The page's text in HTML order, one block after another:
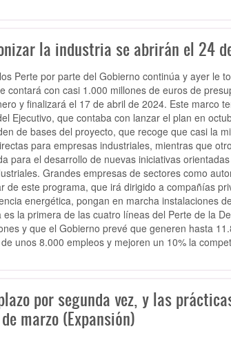
la industria se abrirán el 24
Perte por parte del Gobierno continúa y ayer le
contará con casi 1.000 millones de euros de
y finalizará el 17 de abril de 2024. Este marco
Ejecutivo, que contaba con lanzar el plan en
de bases del proyecto, que recoge que casi la
para empresas industriales, mientras que
para el desarrollo de nuevas iniciativas
Grandes empresas de sectores como
de este programa, que irá dirigido a compañías
energética, pongan en marcha instalaciones
la primera de las cuatro líneas del Perte de la
y que el Gobierno prevé que generen hasta
unos 8.000 empleos y mejoren un 10% la
por segunda vez, y las
marzo (Expansión)